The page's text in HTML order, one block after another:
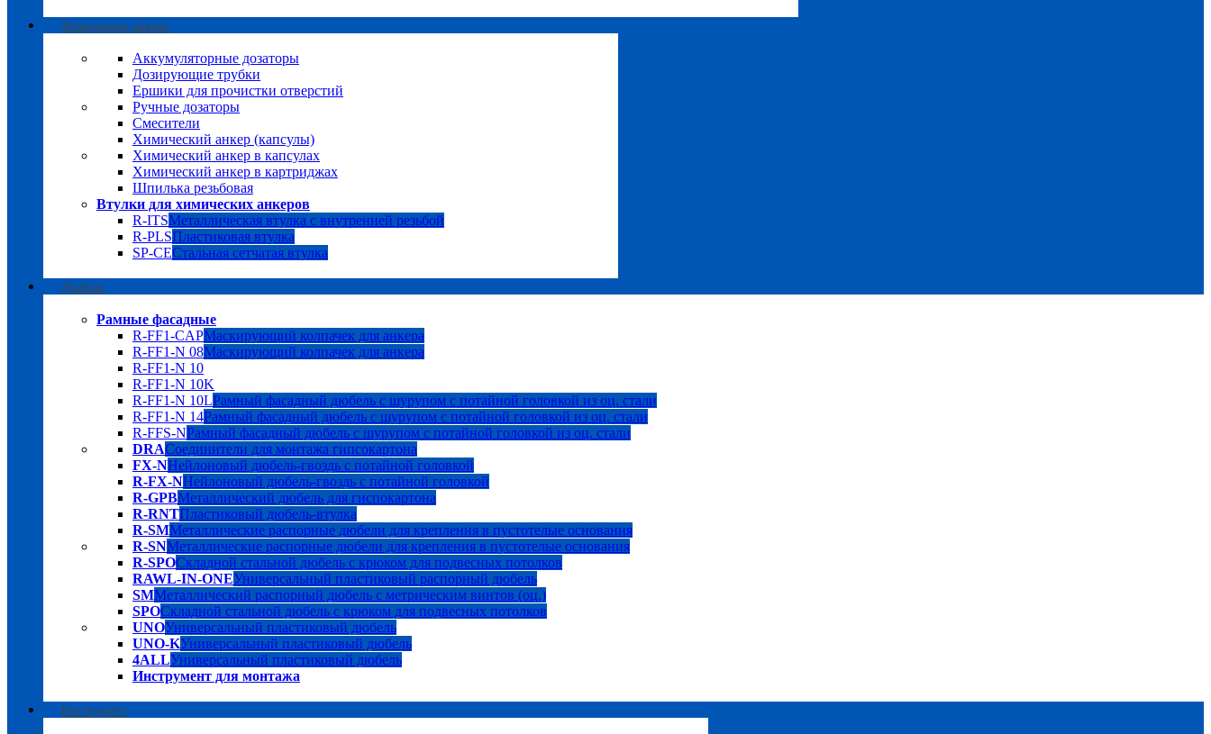
Химические анкера
Аккумуляторные дозаторы
Дозирующие трубки
Ершики для прочистки отверстий
Ручные дозаторы
Смесители
Химический анкер (капсулы)
Химический анкер в капсулах
Химический анкер в картриджах
Шпилька резьбовая
Втулки для химических анкеров
R-ITSМеталлическая втулка с внутренней резьбой
R-PLSПластиковая втулка
SP-CEСтальная сетчатая втулка
Дюбели
Рамные фасадные
R-FF1-CAPМаскирующий колпачек для анкера
R-FF1-N 08Маскирующий колпачек для анкера
R-FF1-N 10
R-FF1-N 10K
R-FF1-N 10LРамный фасадный дюбель с шурупом с потайной головкой из оц. стали
R-FF1-N 14Рамный фасадный дюбель с шурупом с потайной головкой из оц. стали
R-FFS-NРамный фасадный дюбель с шурупом с потайной головкой из оц. стали
DRAСоединители для монтажа гипсокартона
FX-NНейлоновый дюбель-гвоздь с потайной головкой
R-FX-NНейлоновый дюбель-гвоздь с потайной головкой
R-GPBМеталлический дюбель для гиспокартона
R-RNTПластиковый дюбель-втулка
R-SMМеталлические распорные дюбели для крепления в пустотелые основания
R-SNМеталлические распорные дюбели для крепления в пустотелые основания
R-SPOСкладной стальной дюбель с крюком для подвесных потолков
RAWL-IN-ONEУниверсальный пластиковый распорный дюбель
SMМеталлический распорный дюбель с метрическим винтов (оц.)
SPOСкладной стальной дюбель с крюком для подвесных потолков
UNOУниверсальный пластиковый дюбель
UNO-KУниверсальный пластиковый дюбель
4ALLУниверсальный пластиковый дюбель
Инструмент для монтажа
Инструмент